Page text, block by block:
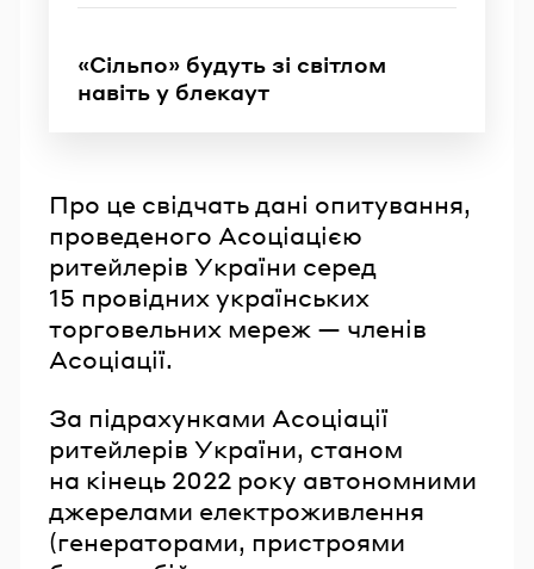
«Сільпо» будуть зі світлом
навіть у блекаут
Про це свідчать дані опитування,
проведеного Асоціацією
ритейлерів України серед
15 провідних українських
торговельних мереж — членів
Асоціації.
За підрахунками Асоціації
ритейлерів України, станом
на кінець 2022 року автономними
джерелами електроживлення
(генераторами, пристроями